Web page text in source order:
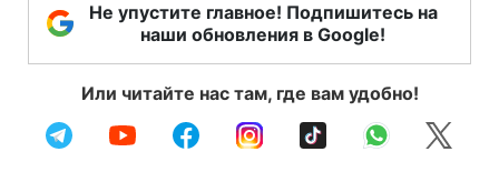
Не упустите главное! Подпишитесь на
наши обновления в Google!
Или читайте нас там, где вам удобно!